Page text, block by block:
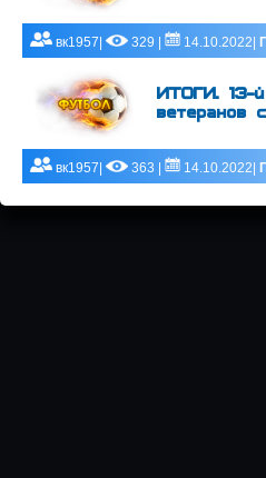
вк1957| 329 | 14.10.2022|
ИТОГИ. 13-
ветеранов
вк1957| 363 | 14.10.2022|